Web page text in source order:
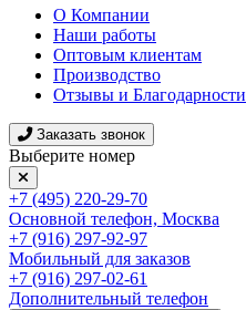
О Компании
Наши работы
Оптовым клиентам
Производство
Отзывы и Благодарности
Заказать звонок
Выберите номер
+7 (495) 220-29-70
Основной телефон, Москва
+7 (916) 297-92-97
Мобильный для заказов
+7 (916) 297-02-61
Дополнительный телефон